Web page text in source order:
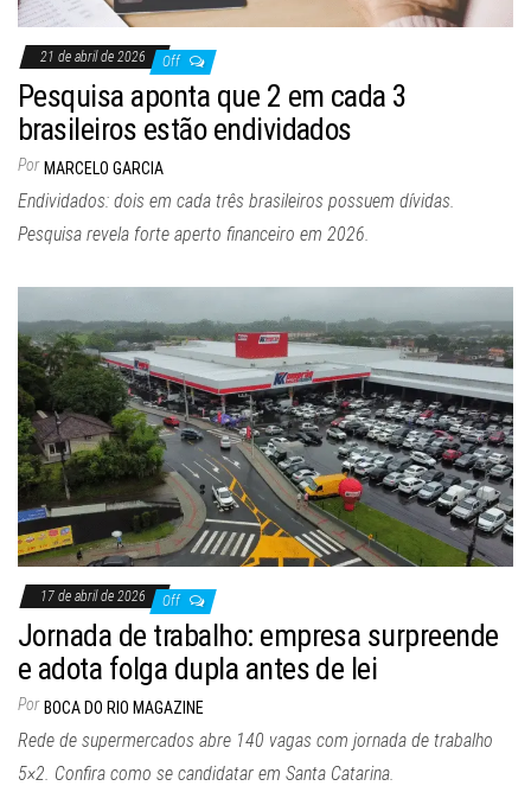
21 de abril de 2026 Off
Pesquisa aponta que 2 em cada 3
brasileiros estão endividados
Por MARCELO GARCIA
Endividados: dois em cada três brasileiros possuem dívidas.
Pesquisa revela forte aperto financeiro em 2026.
17 de abril de 2026 Off
Jornada de trabalho: empresa surpreende
e adota folga dupla antes de lei
Por BOCA DO RIO MAGAZINE
Rede de supermercados abre 140 vagas com jornada de trabalho
5×2. Confira como se candidatar em Santa Catarina.